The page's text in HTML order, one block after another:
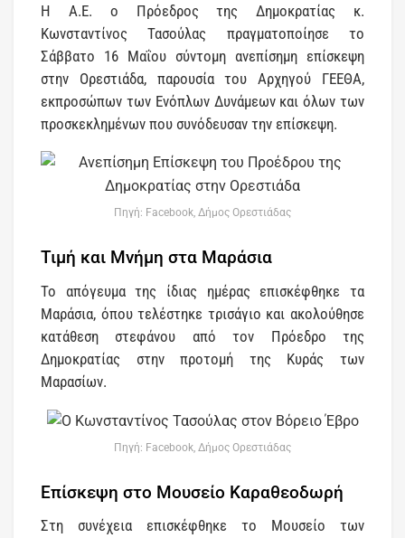
Η Α.Ε. ο Πρόεδρος της Δημοκρατίας κ.
Κωνσταντίνος Τασούλας πραγματοποίησε το
Σάββατο 16 Μαΐου σύντομη ανεπίσημη επίσκεψη
στην Ορεστιάδα, παρουσία του Αρχηγού ΓΕΕΘΑ,
εκπροσώπων των Ενόπλων Δυνάμεων και όλων των
προσκεκλημένων που συνόδευσαν την επίσκεψη.
Πηγή: Facebook, Δήμος Ορεστιάδας
Τιμή και Μνήμη στα Μαράσια
Το απόγευμα της ίδιας ημέρας επισκέφθηκε τα
Μαράσια, όπου τελέστηκε τρισάγιο και ακολούθησε
κατάθεση στεφάνου από τον Πρόεδρο της
Δημοκρατίας στην προτομή της Κυράς των
Μαρασίων.
Πηγή: Facebook, Δήμος Ορεστιάδας
Επίσκεψη στο Μουσείο Καραθεοδωρή
Στη συνέχεια επισκέφθηκε το Μουσείο των